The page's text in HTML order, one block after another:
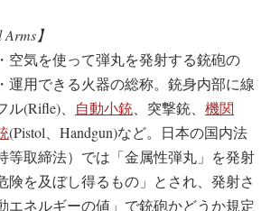
Arms】
空気を使って弾丸を発射する銃砲の
運用できる火器の総称。銃身内部に線
(Rifle)、 自動小銃 、突撃銃、 機関
(Pistol、Handgun)など。日本の国内法
等取締法）では「金属性弾丸」を発射
険を及ぼし得るもの」とされ、発射さ
エネルギーの値」で銃砲かどうか規定